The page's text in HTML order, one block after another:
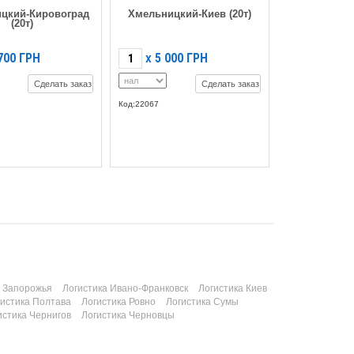
Кировоград
(20т)
ГРН
Сделать заказ
Хмельницкий-Киев (20т)
X 5 000 ГРН
Сделать заказ
Код:22067
Запорожья Логистика Ивано-Франковск
Логистика Киев
Полтава
Логистика Ровно
Логистика Сумы
Чернигов
Логистика Черновцы